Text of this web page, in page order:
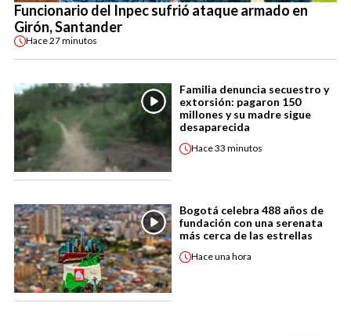
Funcionario del Inpec sufrió ataque armado en
Girón, Santander
Hace27 minutos
Familia denuncia secuestro y
extorsión: pagaron 150
millones y su madre sigue
desaparecida
Hace33 minutos
Bogotá celebra 488 años de
fundación con una serenata
más cerca de las estrellas
Haceuna hora